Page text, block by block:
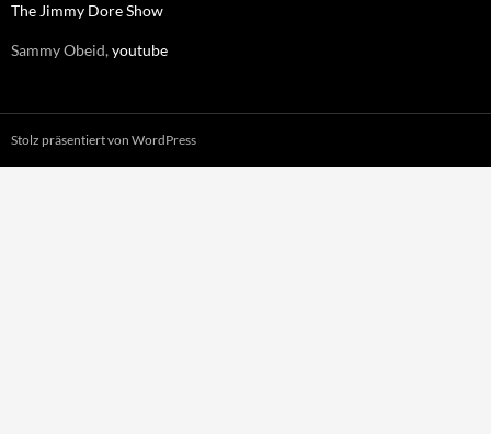
The Jimmy Dore Show
Sammy Obeid,youtube
Stolz präsentiert von WordPress